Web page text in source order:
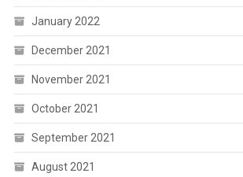
January 2022
December 2021
November 2021
October 2021
September 2021
August 2021